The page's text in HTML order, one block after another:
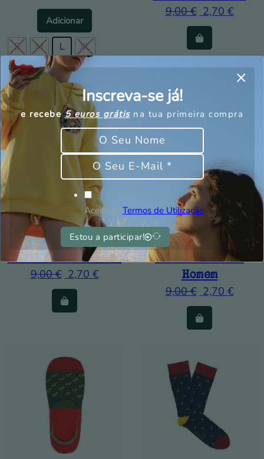
Adicionar This product has multiple variants. The
S M L
XL
XXL
Clear
9,00€ 2,70 €
Meias Fish – Homem
9,00€ 2,70 €
Meias Anchor –
Homem
9,00€ 2,70 €
Inscreva-se já!
e recebe5 euros grátisna tua primeira compra
Aceito os Termos de Utilização
Estou a participar!